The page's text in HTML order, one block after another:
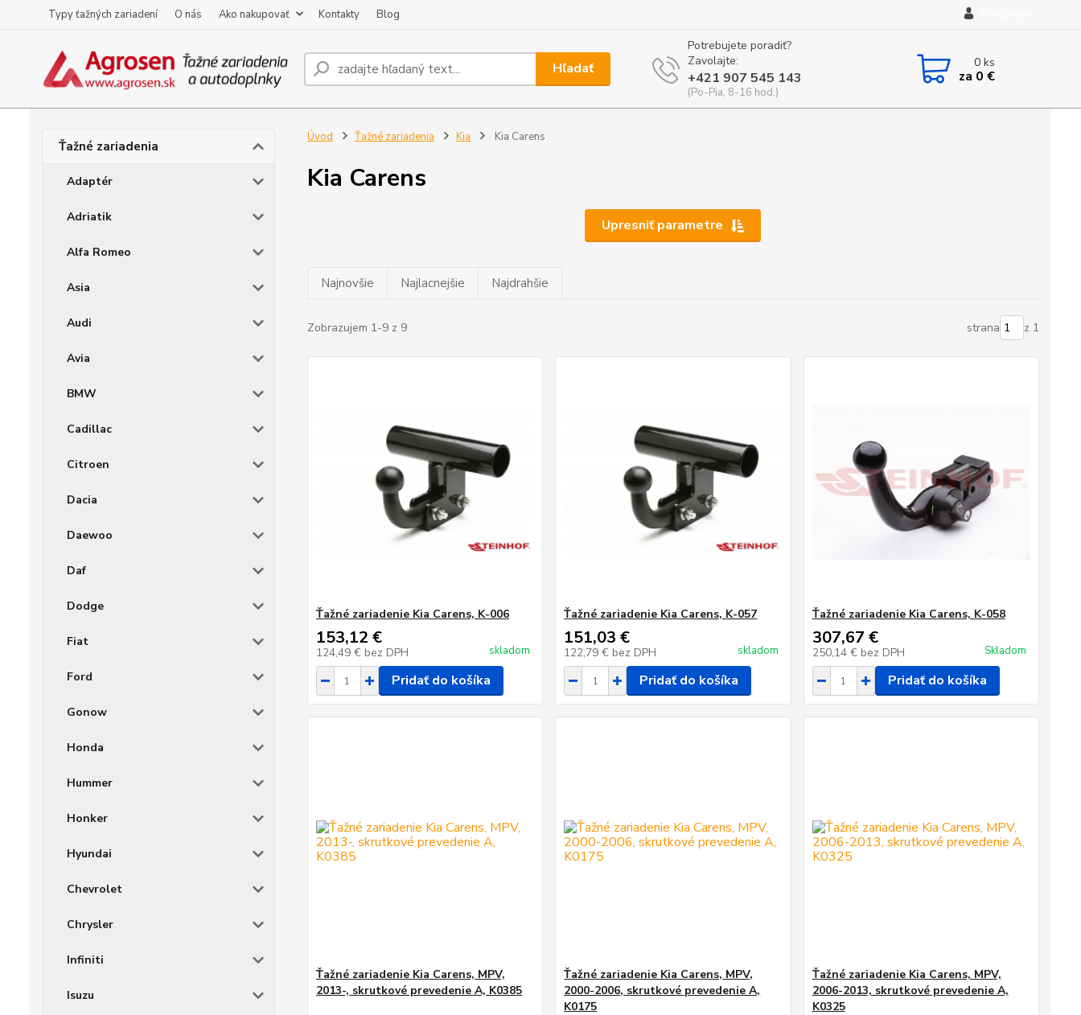
Typy ťažných zariadení O nás Ako nakupovať Kontakty Blog
Hľadať
Potrebujete poradiť?
Zavolajte:
+421 907 545 143
(Po-Pia, 8-16 hod.)
0ks
za 0 €
Ťažné zariadenia
Adaptér
Adriatik
Alfa Romeo
Asia
Audi
Avia
BMW
Cadillac
Citroen
Dacia
Daewoo
Daf
Dodge
Fiat
Ford
Gonow
Honda
Hummer
Honker
Hyundai
Chevrolet
Chrysler
Infiniti
Isuzu
Úvod Ťažné zariadenia Kia Kia Carens
Kia Carens
Upresniť parametre
Najnovšie Najlacnejšie Najdrahšie
Zobrazujem 1-9 z 9 strana z 1
Ťažné zariadenie Kia Carens, K-006
153,12 €
124,49 € bez DPH skladom
Pridať do košíka
Ťažné zariadenie Kia Carens, K-057
151,03 €
122,79 € bez DPH skladom
Pridať do košíka
Ťažné zariadenie Kia Carens, K-058
307,67 €
250,14 € bez DPH Skladom
Pridať do košíka
Ťažné zariadenie Kia Carens, MPV,
2013-, skrutkové prevedenie A, K0385
Ťažné zariadenie Kia Carens, MPV,
2000-2006, skrutkové prevedenie A,
K0175
Ťažné zariadenie Kia Carens, MPV,
2006-2013, skrutkové prevedenie A,
K0325